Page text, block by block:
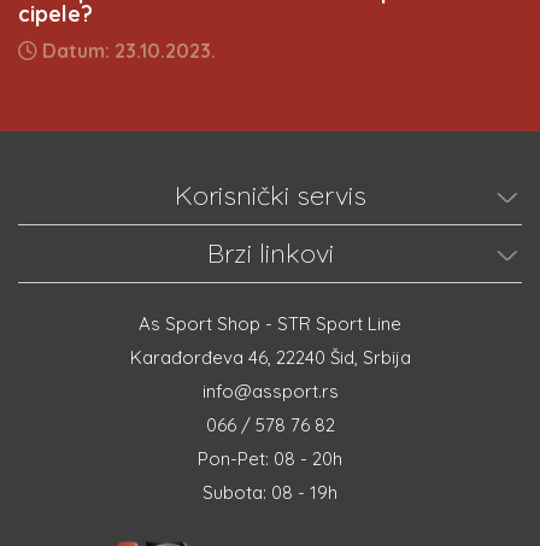
cipele?
Datum: 23.10.2023.
Korisnički servis
Brzi linkovi
As Sport Shop - STR Sport Line
Karađorđeva 46, 22240 Šid, Srbija
info@assport.rs
066 / 578 76 82
Pon-Pet: 08 - 20h
Subota: 08 - 19h